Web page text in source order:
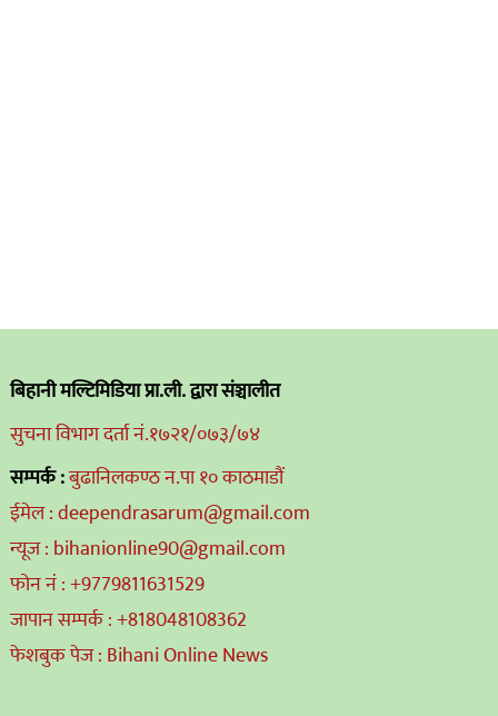
बिहानी मल्टिमिडिया प्रा.ली. द्वारा संञ्चालीत
सुचना विभाग दर्ता नं.१७२१/०७३/७४
सम्पर्क :बुढानिलकण्ठ न.पा १० काठमाडौं
ईमेल : deependrasarum@gmail.com
न्यूज : bihanionline90@gmail.com
फोन नं : +9779811631529
जापान सम्पर्क : +818048108362
फेशबुक पेज : Bihani Online News